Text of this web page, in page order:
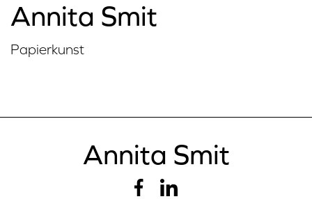
Annita Smit
Papierkunst
Annita Smit